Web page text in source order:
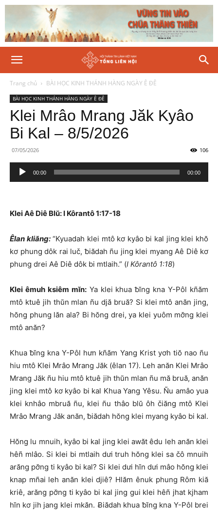
Trang chủ BÀI HỌC KINH THÁNH HÀNG NGÀY Ê ĐÊ
BÀI HỌC KINH THÁNH HÀNG NGÀY Ê ĐÊ
Klei Mrâo Mrang Jăk Kyâo
Bi Kal – 8/5/2026
07/05/2026 106
Trình
phát
00:00 00:00
Klei Aê Diê Blŭ: I Kôrantô 1:17-18
Êlan kliăng: “Kyuadah klei mtô kơ kyâo bi kal jing klei khŏ
kơ phung dôk rai luč, ƀiădah ñu jing klei myang Aê Diê kơ
phung drei Aê Diê dôk bi mtlaih.” (I Kôrantô 1:18)
Klei êmuh ksiêm mĭn:Ya klei khua ƀĭng kna Y-Pôl kñăm
mtô ktuê jih thŭn mlan ñu djă bruă? Si klei mtô anăn jing,
hŏng phung lăn ala? Bi hŏng drei, ya klei yuôm mơ̆ng klei
mtô anăn?
Khua ƀĭng kna Y-Pôl hưn kñăm Yang Krist yơh tiŏ nao ñu
hiu mtô Klei Mrâo Mrang Jăk (êlan 17). Leh anăn Klei Mrâo
Mrang Jăk ñu hiu mtô ktuê jih thŭn mlan ñu mă bruă, anăn
jing klei mtô kơ kyâo bi kal Khua Yang Yêsu. Ñu amâo yua
klei knhâo mbruă ñu, klei ñu thâo blŭ ôh čiăng mtô Klei
Mrâo Mrang Jăk anăn, ƀiădah hŏng klei myang kyâo bi kal.
Hŏng lu mnuih, kyâo bi kal jing klei awăt êdu leh anăn klei
hêñ mlâo. Si klei bi mtlaih dưi truh hŏng klei sa čô mnuih
arăng pơ̆ng ti kyâo bi kal? Si klei dưi hĭn dưi mâo hŏng klei
knap mñai leh anăn klei djiê? Hlăm ênuk phung Rôm kiă
kriê, arăng pơ̆ng ti kyâo bi kal jing gui klei hêñ jhat kjham
hĭn kơ jih jang klei mkăn. Ƀiădah khua ƀĭng kna Y-Pôl brei